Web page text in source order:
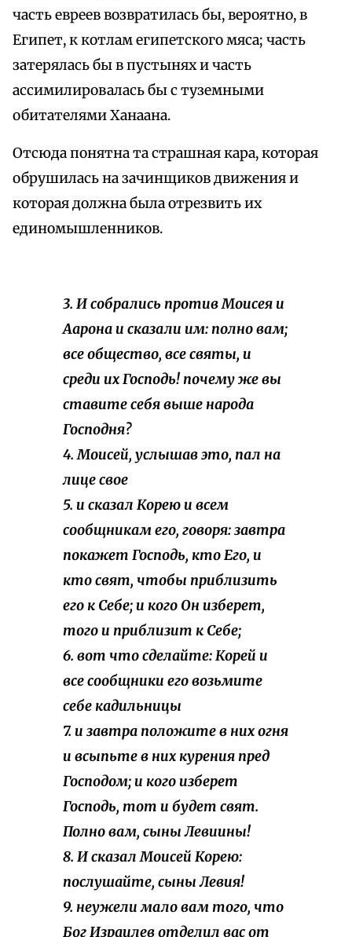
часть евреев возвратилась бы, вероятно, в
Египет, к котлам египетского мяса; часть
затерялась бы в пустынях и часть
ассимилировалась бы с туземными
обитателями Ханаана.
Отсюда понятна та страшная кара, которая
обрушилась на зачинщиков движения и
которая должна была отрезвить их
единомышленников.
3. И собрались против Моисея и
Аарона и сказали им: полно вам;
все общество, все святы, и
среди их Господь! почему же вы
ставите себя выше народа
Господня?
4. Моисей, услышав это, пал на
лице свое
5. и сказал Корею и всем
сообщникам его, говоря: завтра
покажет Господь, кто Его, и
кто свят, чтобы приблизить
его к Себе; и кого Он изберет,
того и приблизит к Себе;
6. вот что сделайте: Корей и
все сообщники его возьмите
себе кадильницы
7. и завтра положите в них огня
и всыпьте в них курения пред
Господом; и кого изберет
Господь, тот и будет свят.
Полно вам, сыны Левиины!
8. И сказал Моисей Корею:
послушайте, сыны Левия!
9. неужели мало вам того, что
Бог Израилев отделил вас от